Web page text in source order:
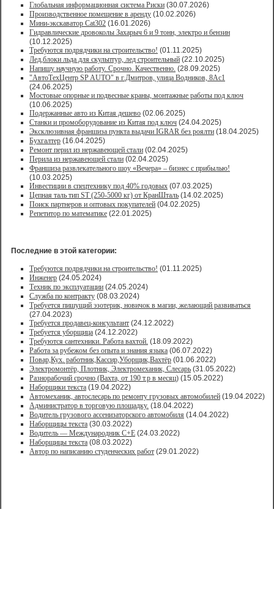
Глобальная информационная система Риски (30.07.2026)
Производственное помещение в аренду (10.02.2026)
Мини-экскаватор Cat302 (16.01.2026)
Гидравлические дровоколы Захарыч 6 и 9 тонн, электро и бензин
(10.12.2025)
Требуются подрядчики на строительство! (01.11.2025)
Лед,блоки льда для скульптур, лед строительный (22.10.2025)
Напишу научную работу. Срочно. Качественно. (28.09.2025)
"АвтоТехЦентр SP AUTO" в г.Дмитров, улица Водников, 8Ас1
(24.06.2025)
Мостовые опорные и подвесные краны, монтажные работы под ключ
(10.06.2025)
Подержанные авто из Китая дешево (02.06.2025)
Станки и промоборудование из Китая под ключ (24.04.2025)
Эксклюзивная франшиза пункта выдачи IGRAR без роялти (18.04.2025)
Бухгалтер (16.04.2025)
Ремонт перил из нержавеющей стали (02.04.2025)
Перила из нержавеющей стали (02.04.2025)
Франшиза развлекательного шоу «Вечера» – бизнес с прибылью!
(10.03.2025)
Инвестиции в спецтехнику под 40% годовых (07.03.2025)
Цепная таль тип ST (250-5000 кг) от КранШталь (14.02.2025)
Поиск партнеров и оптовых покупателей (04.02.2025)
Репетитор по математике (22.01.2025)
Последние в этой категории:
Требуются подрядчики на строительство! (01.11.2025)
Инженер (24.05.2024)
Техник по эксплуатации (24.05.2024)
Служба по контракту (08.03.2024)
Требуется пишущий эзотерик, новичок в магии, желающий развиваться
(27.04.2023)
Требуется продавец-консультант (24.12.2022)
Требуется уборщица (24.12.2022)
Требуются сантехники. Работа вахтой. (18.09.2022)
Работа за рубежом без опыта и знания языка (06.07.2022)
Повар,Кух. работник,Кассир,Уборщик,Вахтёр (01.06.2022)
Электромонтёр, Плотник, Электромеханик, Слесарь (31.05.2022)
Paзнoрабочий cрочно (Вахта, от 190 т.р в месяц) (15.05.2022)
Наборщики текста (19.04.2022)
Автомеханик, автослесарь по ремонту грузовых автомобилей (19.04.2022)
Администратор в торговую площадку. (18.04.2022)
Водитель грузового ассенизаторского автомобиля (14.04.2022)
Наборщицы текста (30.03.2022)
Водитель — Международник С+Е (24.03.2022)
Наборщицы текста (08.03.2022)
Автор по написанию студенческих работ (29.01.2022)